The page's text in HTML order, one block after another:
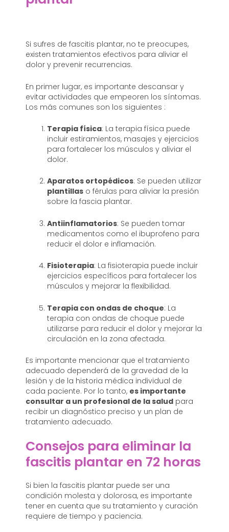
Si sufres de fascitis plantar, no te preocupes,
existen tratamientos efectivos para aliviar el
dolor y prevenir recurrencias.
En primer lugar, es importante descansar y
evitar actividades que empeoren los síntomas.
Los más comunes son los siguientes :
Terapia física: La terapia física puede
incluir estiramientos, masajes y ejercicios
para fortalecer los músculos y aliviar el
dolor.
Aparatos ortopédicos: Se pueden utilizar
plantillas o férulas para aliviar la presión
sobre la fascia plantar.
Antiinflamatorios: Se pueden tomar
medicamentos como el ibuprofeno para
reducir el dolor e inflamación.
Fisioterapia: La fisioterapia puede incluir
ejercicios específicos para fortalecer los
músculos y mejorar la flexibilidad.
Terapia con ondas de choque: La
terapia con ondas de choque puede
utilizarse para reducir el dolor y mejorar la
circulación en la zona afectada.
Es importante mencionar que el tratamiento
adecuado dependerá de la gravedad de la
lesión y de la historia médica individual de
cada paciente. Por lo tanto, es importante
consultar a un profesional de la salud para
recibir un diagnóstico preciso y un plan de
tratamiento adecuado.
Consejos para eliminar la
fascitis plantar en 72 horas
Si bien la fascitis plantar puede ser una
condición molesta y dolorosa, es importante
tener en cuenta que su tratamiento y curación
requiere de tiempo y paciencia.